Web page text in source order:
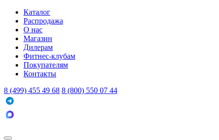
Каталог
Распродажа
О нас
Магазин
Дилерам
Фитнес-клубам
Покупателям
Контакты
8 (499) 455 49 68 8 (800) 550 07 44